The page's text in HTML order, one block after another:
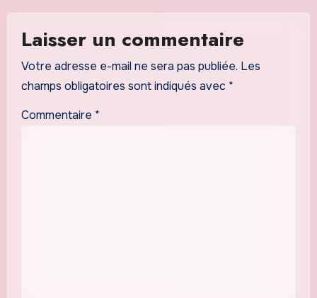
Laisser un commentaire
Votre adresse e-mail ne sera pas publiée. Les
champs obligatoires sont indiqués avec *
Commentaire *